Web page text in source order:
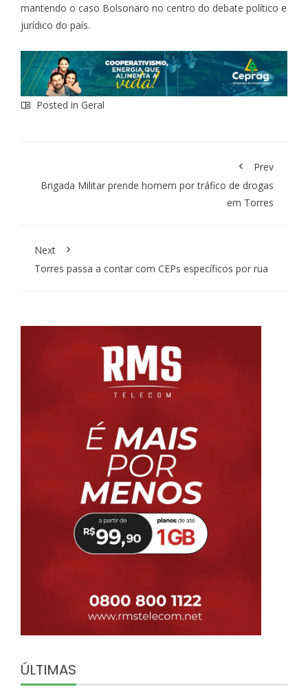
mantendo o caso Bolsonaro no centro do debate político e
jurídico do país.
Posted in Geral
Prev
Brigada Militar prende homem por tráfico de drogas
em Torres
Next
Torres passa a contar com CEPs específicos por rua
ÚLTIMAS